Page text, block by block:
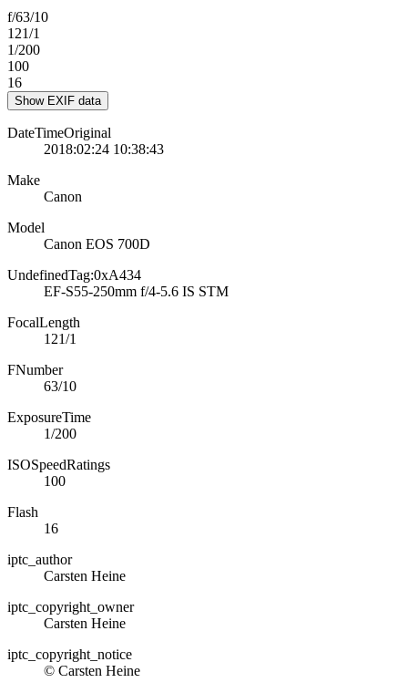
f/63/10
121/1
1/200
100
16
Show EXIF data
DateTimeOriginal
2018:02:24 10:38:43
Make
Canon
Model
Canon EOS 700D
UndefinedTag:0xA434
EF-S55-250mm f/4-5.6 IS STM
FocalLength
121/1
FNumber
63/10
ExposureTime
1/200
ISOSpeedRatings
100
Flash
16
iptc_author
Carsten Heine
iptc_copyright_owner
Carsten Heine
iptc_copyright_notice
© Carsten Heine